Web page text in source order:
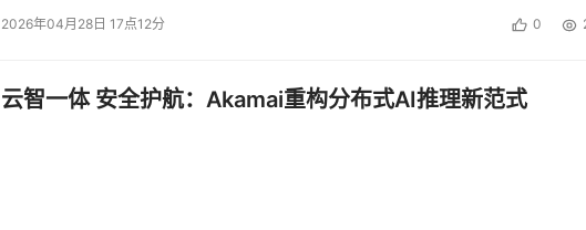
2026年04月28日 17点12分 0
云智一体 安全护航：Akamai重构分布式AI推理新范式